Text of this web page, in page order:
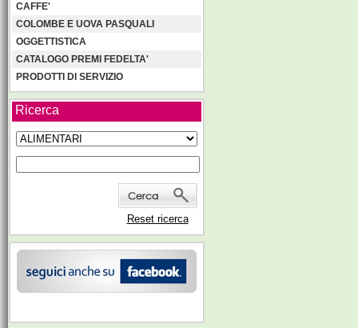
CAFFE'
COLOMBE E UOVA PASQUALI
OGGETTISTICA
CATALOGO PREMI FEDELTA'
PRODOTTI DI SERVIZIO
Ricerca
Reset ricerca